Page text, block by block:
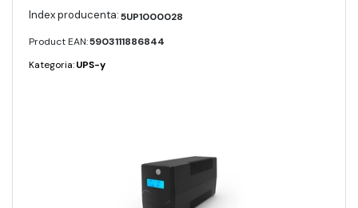
5UP1000028
Product EAN:5903111886844
Kategoria:UPS-y